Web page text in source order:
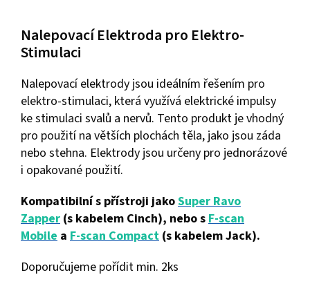
Nalepovací Elektroda pro Elektro-
Stimulaci
Nalepovací elektrody jsou ideálním řešením pro
elektro-stimulaci, která využívá elektrické impulsy
ke stimulaci svalů a nervů. Tento produkt je vhodný
pro použití na větších plochách těla, jako jsou záda
nebo stehna. Elektrody jsou určeny pro jednorázové
i opakované použití.
Kompatibilní s přístroji jakoSuper Ravo
Zapper (s kabelem Cinch), nebo sF-scan
Mobile a F-scan Compact (s kabelem Jack).
Doporučujeme pořídit min. 2ks